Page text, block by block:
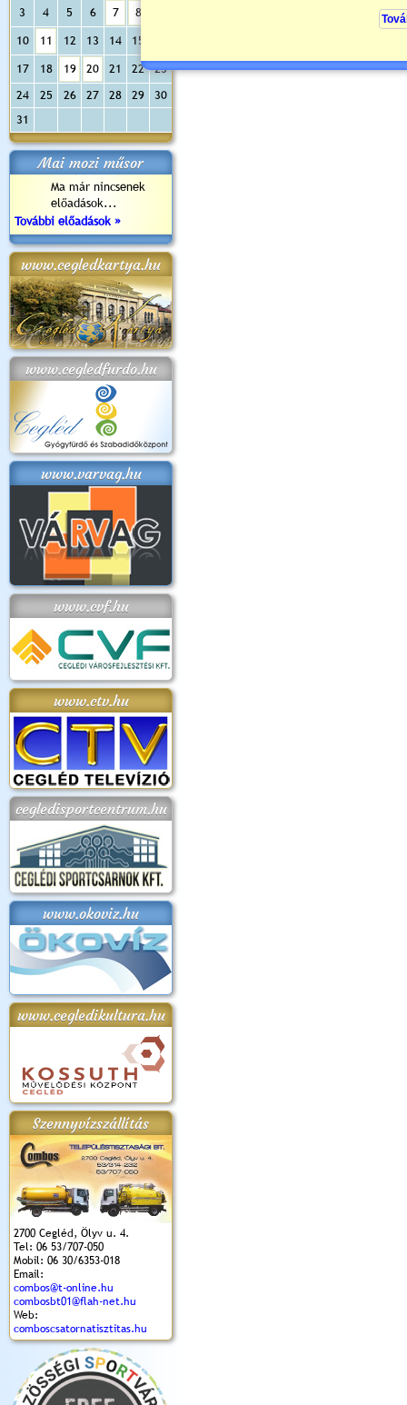
3
4 5 6 7 8
10 11 12 13 14 15
17 18 19 20 21 22
23
24
25 26 27 28 29
30
31
Mai mozi műsor
Ma már nincsenek
előadások...
További előadások »
www.cegledkartya.hu
www.cegledfurdo.hu
www.varvag.hu
www.cvf.hu
www.ctv.hu
cegledisportcentrum.hu
www.okoviz.hu
www.cegledikultura.hu
Szennyvízszállítás
2700 Cegléd, Ölyv u. 4.
Tel: 06 53/707-050
Mobil: 06 30/6353-018
Email:
combos@t-online.hu
combosbt01@flah-net.hu
Web:
comboscsatornatisztitas.hu
2018.
Kossuth Toborzó
Ünnepély
Szent István Ünnepe
(2017. 08. 20.)